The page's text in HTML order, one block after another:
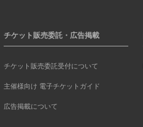
チケット販売委託・広告掲載
チケット販売委託受付について
主催様向け 電子チケットガイド
広告掲載について